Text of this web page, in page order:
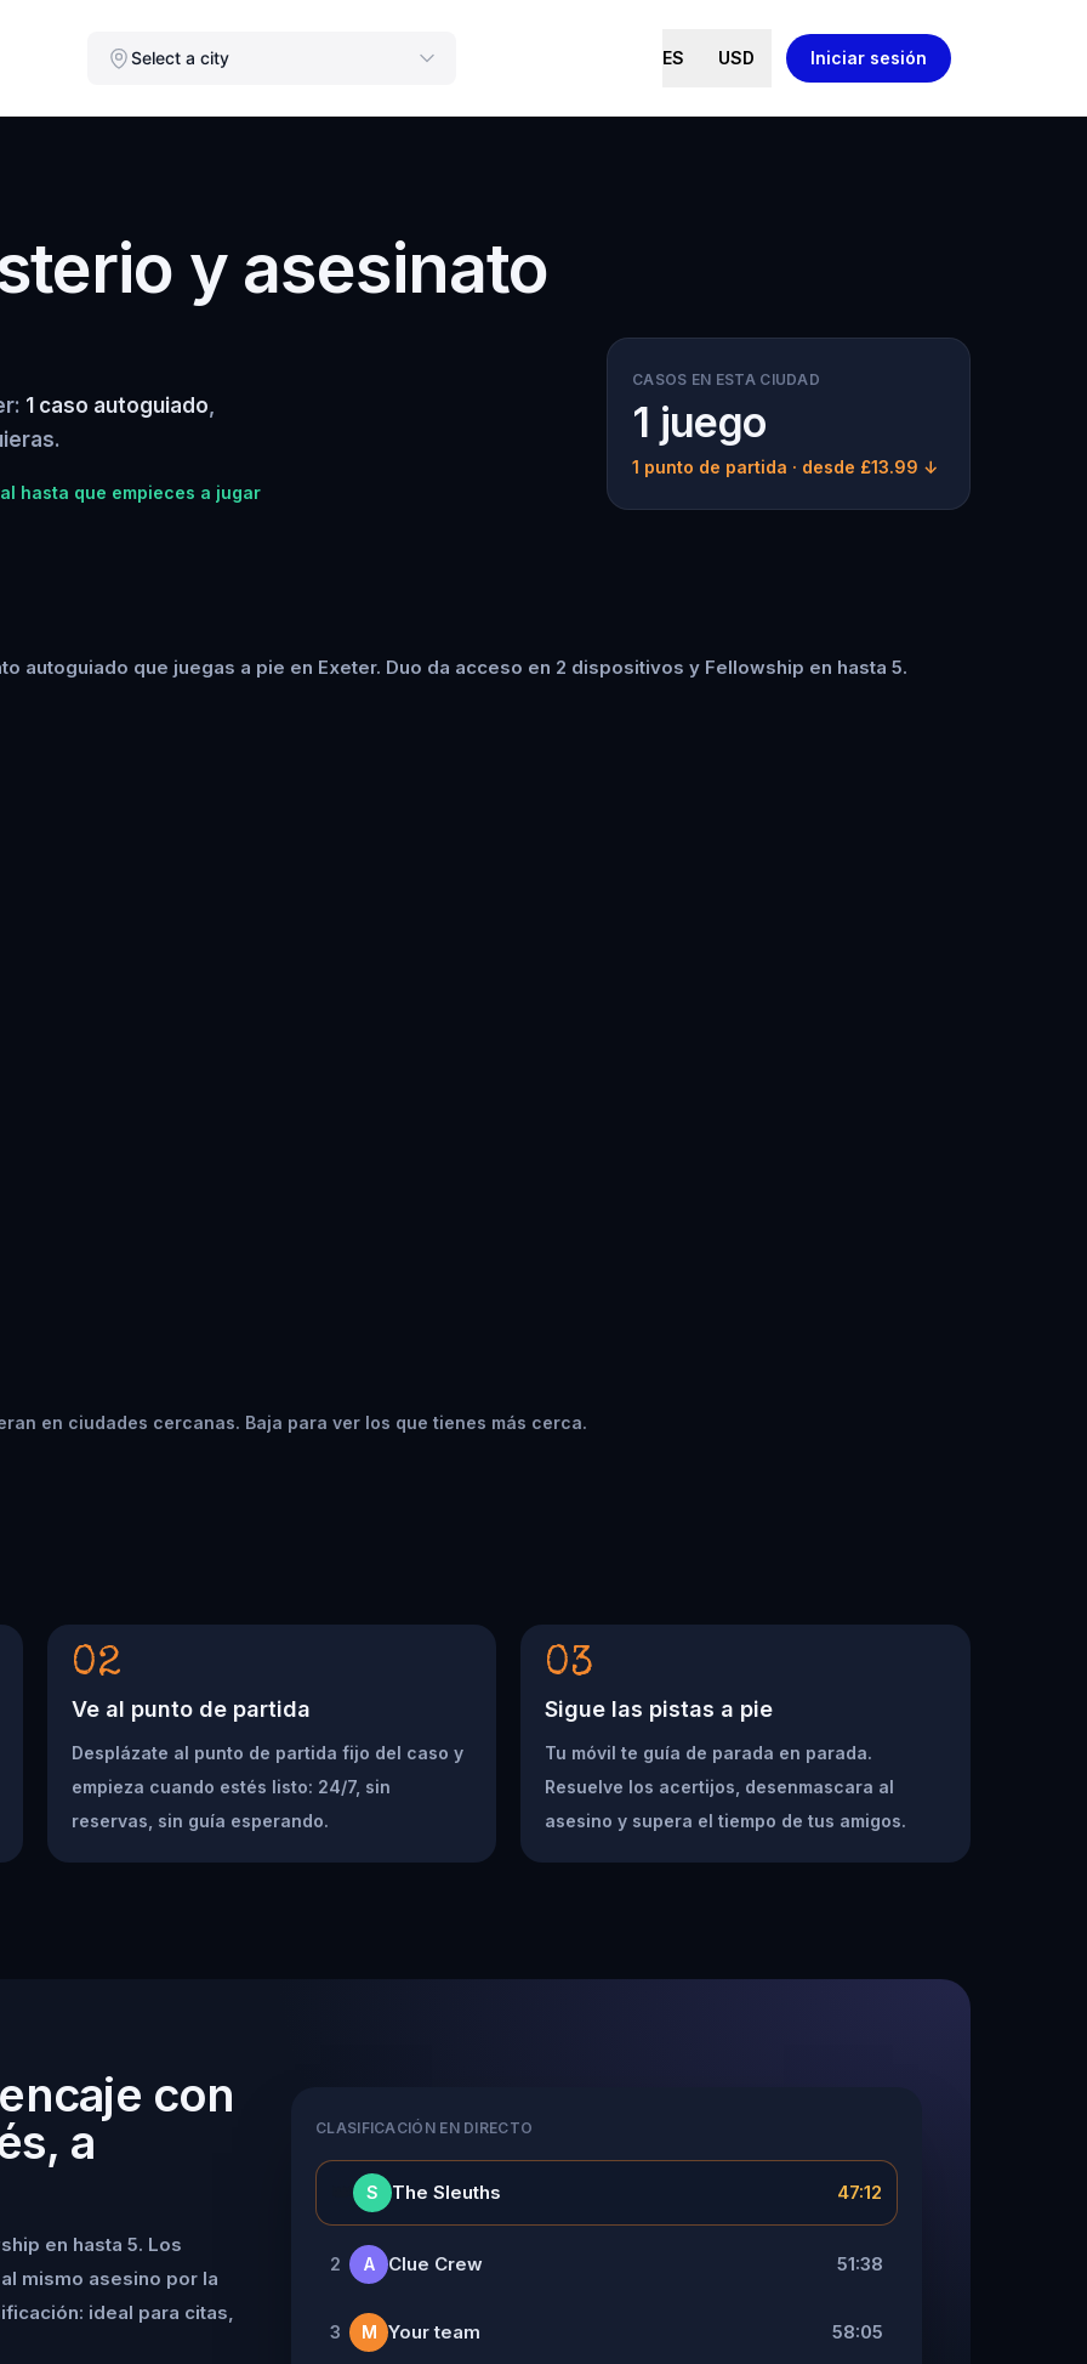
Select a city ES USD Iniciar sesión
y asesinato
1 caso autoguiado,
hasta que empieces a jugar
CASOS EN ESTA CIUDAD
1 juego
1 punto de partida · desde £13.99 ↓
autoguiado que juegas a pie en Exeter. Duo da acceso en 2 dispositivos y Fellowship en hasta 5.
en ciudades cercanas. Baja para ver los que tienes más cerca.
02
Ve al punto de partida
Desplázate al punto de partida fijo del caso y
empieza cuando estés listo: 24/7, sin
reservas, sin guía esperando.
03
Sigue las pistas a pie
Tu móvil te guía de parada en parada.
Resuelve los acertijos, desenmascara al
asesino y supera el tiempo de tus amigos.
con
a
en hasta 5. Los
mismo asesino por la
ideal para citas,
CLASIFICACIÓN EN DIRECTO
S The Sleuths 47:12
2 A Clue Crew 51:38
3 M Your team 58:05